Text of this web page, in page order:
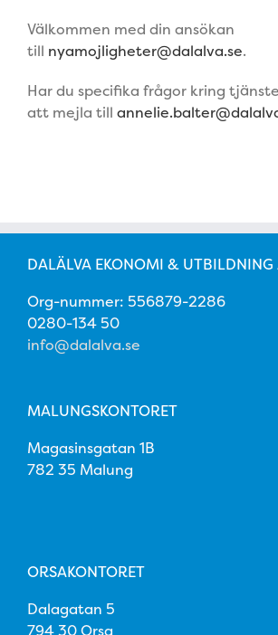
Välkommen med din ansökan
till nyamojligheter@dalalva.se.
Har du specifika frågor kring
att mejla till
DALÄLVA EKONOMI & UTBILDNING
Org-nummer: 556879-2286
0280-134 50
info@dalalva.se
MALUNGSKONTORET
Magasinsgatan 1B
782 35 Malung
ORSAKONTORET
Dalagatan 5
794 30 Orsa